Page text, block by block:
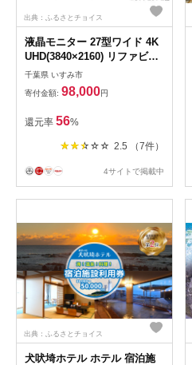
出典：ふるさとチョイス
液晶モニター 27型ワイド 4K
UHD(3840×2160) リファビッ
シュ品【1388528】
千葉県 いすみ市
寄付金額: 98,000円
還元率 56%
2.5 （7件）
4サイトで掲載中
出典：ふるさとチョイス
犬吠埼ホテル ホテル 宿泊施